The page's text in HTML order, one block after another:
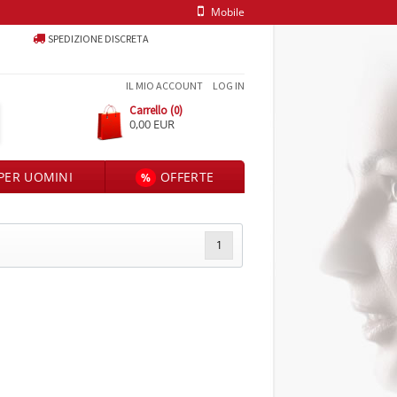
Mobile
SPEDIZIONE DISCRETA
LOG IN
IL MIO ACCOUNT
Carrello (0)
0,00 EUR
UOMINI % OFFERTE
1